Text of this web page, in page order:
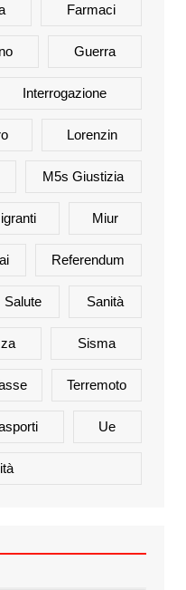
Farmaci
Guerra
Interrogazione
Lorenzin
M5s Giustizia
Miur
Referendum
Salute Sanità
Sisma
Terremoto
Ue